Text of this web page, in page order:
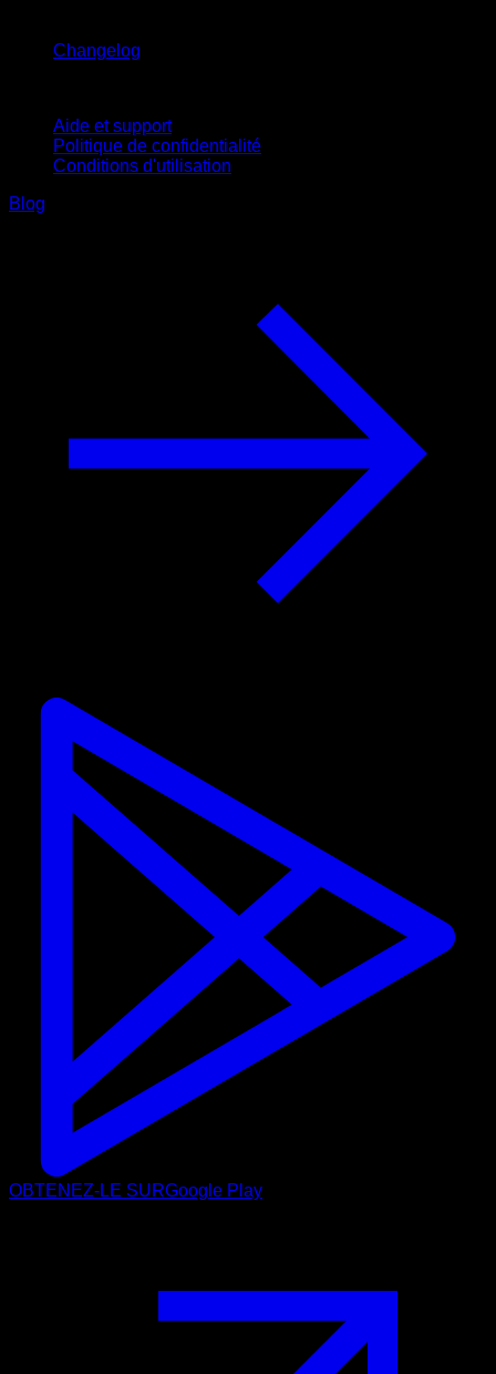
Changelog
Aide et support
Politique de confidentialité
Conditions d'utilisation
Blog
OBTENEZ-LE SURGoogle Play